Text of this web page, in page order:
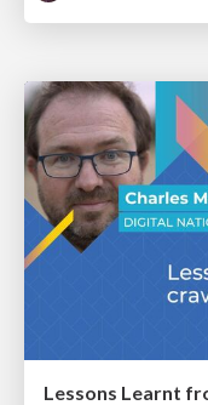
Lessons Learnt